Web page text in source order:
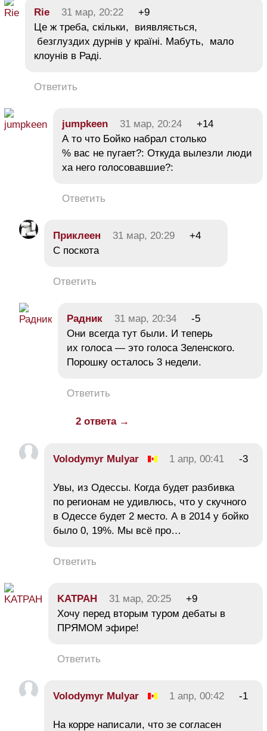
Rie 31 мар, 20:22
+9
Це ж треба, скільки, виявляється,
безглуздих дурнів у країні. Мабуть, мало
клоунів в Раді.
Ответить
jumpkeen 31 мар, 20:24
+14
А то что Бойко набрал столько
% вас не пугает?: Откуда вылезли люди
ха него голосовавшие?:
Ответить
Приклеен 31 мар, 20:29
+4
С поскота
Ответить
Радник 31 мар, 20:34
-5
Они всегда тут были. И теперь
их голоса — это голоса Зеленского.
Порошку осталось 3 недели.
Ответить
2 ответа →
Volodymyr Mulyar 1 апр, 00:41 -3
Увы, из Одессы. Когда будет разбивка
по регионам не удивлюсь, что у скучного
в Одессе будет 2 место. А в 2014 у бойко
было 0, 19%. Мы всё про…
Ответить
KATPAH 31 мар, 20:25
+9
Хочу перед вторым туром дебаты в
ПРЯМОМ эфире!
Ответить
Volodymyr Mulyar 1 апр, 00:42 -1
На корре написали, что зе согласен